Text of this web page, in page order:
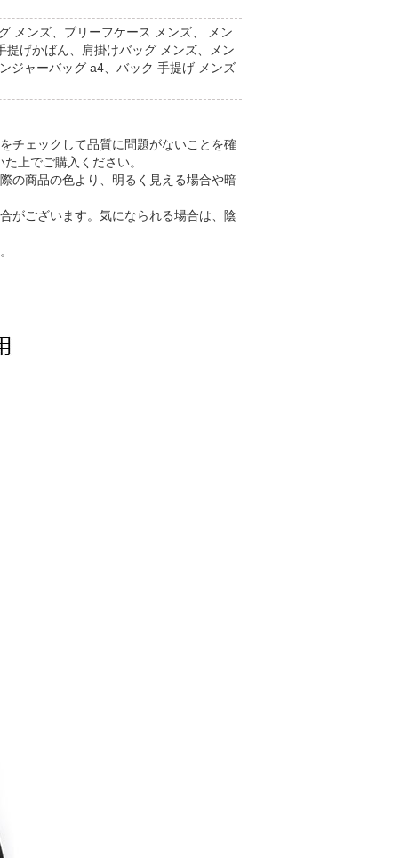
メンズ、ブリーフケース メンズ、 メン
げかばん、肩掛けバッグ メンズ、メン
ジャーバッグ a4、バック 手提げ メンズ
チェックして品質に問題がないことを確
上でご購入ください。
の商品の色より、明るく見える場合や暗
がございます。気になられる場合は、陰